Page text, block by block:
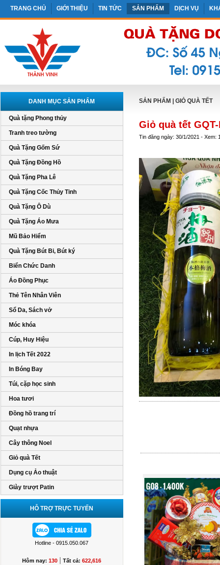
TRANG CHỦ GIỚI THIỆU TIN TỨC SẢN PHẨM DỊCH VỤ
DANH MỤC SẢN PHẨM
Quà tặng Phong thủy
Tranh treo tường
Quà Tặng Gốm Sứ
Quà Tặng Đồng Hồ
Quà Tặng Pha Lê
Quà Tặng Cốc Thủy Tinh
Quà Tặng Ô Dù
Quà Tặng Áo Mưa
Mũ Bảo Hiểm
Quà Tặng Bút Bi, Bút ký
Biển Chức Danh
Áo Đồng Phục
Thẻ Tên Nhân Viên
Sổ Da, Sách vở
Móc khóa
Cúp, Huy Hiệu
In lịch Tết 2022
In Bóng Bay
Túi, cặp học sinh
Hoa tươi
Đồng hồ trang trí
Quạt nhựa
Cây thông Noel
Giỏ quà Tết
Dụng cụ Ảo thuật
Giày trượt Patin
HỖ TRỢ TRỰC TUYẾN
Hotline - 0915.050.067
Hôm nay: 130 | Tất cả: 622,616
SẢN PHẨM GIỎ QUÀ TẾT
Giỏ quà tết
Tin đăng ngày: 30/1/2021 - Xem: